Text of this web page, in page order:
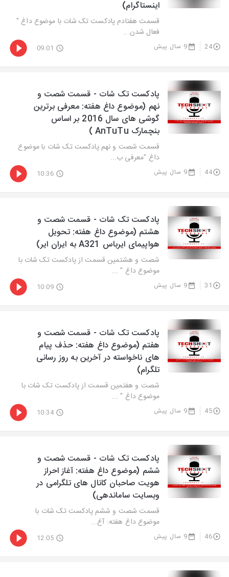
اینستاگرام)
قسمت هفتادم پادکست تک شات با موضوع داغ "
فعال شدن...
24 9 سال پیش 09:01
پادکست تک شات - قسمت شصت و
نهم (موضوع داغ هفته: معرفی برترین
گوشی های سال 2016 بر اساس
بنچمارک AnTuTu )
قسمت شصت و نهم پادکست تک شات با موضوع
داغ "معرفی ب...
44 9 سال پیش 10:36
پادکست تک شات - قسمت شصت و
هشتم (موضوع داغ هفته: تحویل
هواپیمای ایرباس A321 به ایران ایر)
شصت و هشتمین قسمت از پادکست تک شات با
موضوع داغ " ...
31 9 سال پیش 10:09
پادکست تک شات - قسمت شصت و
هفتم (موضوع داغ هفته: حذف پیام
های ناخواسته در آخرین به روز رسانی
تلگرام)
شصت و هفتمین قسمت از پادکست تک شات با
موضوع داغ " ...
45 9 سال پیش 10:34
پادکست تک شات - قسمت شصت و
ششم (موضوع داغ هفته: آغاز احراز
هویت صاحبان کانال های تلگرامی در
وبسایت ساماندهی)
قسمت شصت و ششم پادکست تک شات با
موضوع داغ هفته: آغ...
46 9 سال پیش 12:05